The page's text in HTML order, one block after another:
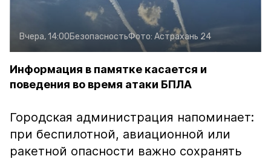
Вчера, 14:00БезопасностьФото: Астрахань 24
Информация в памятке касается и
поведения во время атаки БПЛА
Городская администрация напоминает:
при беспилотной, авиационной или
ракетной опасности важно сохранять